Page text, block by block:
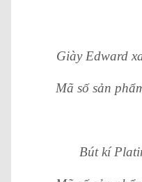
Giày Edward
Mã số sản
Bút kí